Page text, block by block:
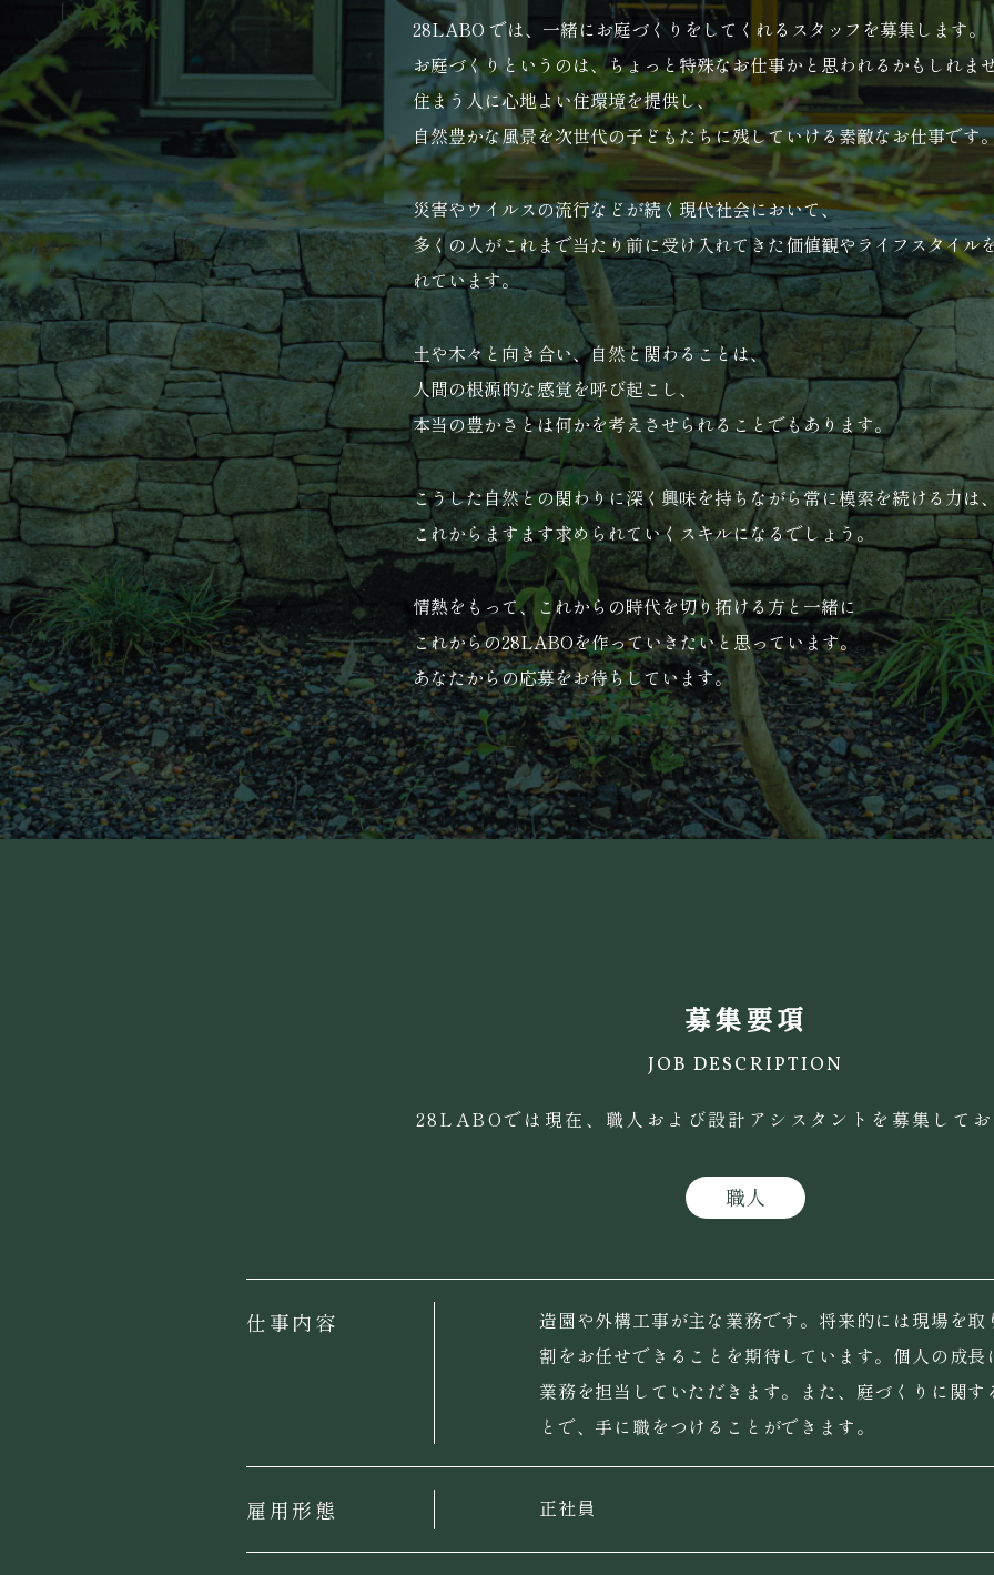
28LABO では、一緒にお庭づくりをしてくれるスタッフを募集します。
お庭づくりというのは、ちょっと特殊なお仕事かと思われるかもしれま
住まう人に心地よい住環境を提供し、
自然豊かな風景を次世代の子どもたちに残していける素敵なお仕事です
災害やウイルスの流行などが続く現代社会において、
多くの人がこれまで当たり前に受け入れてきた価値観やライフスタイル
れています。
土や木々と向き合い、自然と関わることは、
人間の根源的な感覚を呼び起こし、
本当の豊かさとは何かを考えさせられることでもあります。
こうした自然との関わりに深く興味を持ちながら常に模索を続ける力は
これからますます求められていくスキルになるでしょう。
情熱をもって、これからの時代を切り拓ける方と一緒に
これからの28LABOを作っていきたいと思っています。
あなたからの応募をお待ちしています。
募集要項
JOB DESCRIPTION
28LABOでは現在、職人および設計アシスタントを募集して
職人
仕事内容
造園や外構工事が主な業務です。将来的には現場を
割をお任せできることを期待しています。個人の成
業務を担当していただきます。また、庭づくりに関
とで、手に職をつけることができます。
雇用形態 正社員